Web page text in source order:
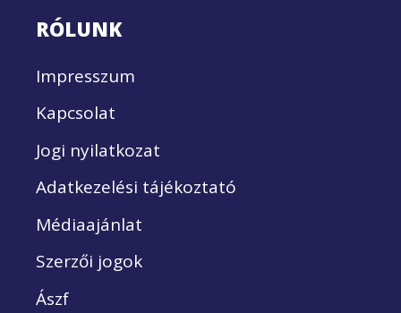
RÓLUNK
Impresszum
Kapcsolat
Jogi nyilatkozat
Adatkezelési tájékoztató
Médiaajánlat
Szerzői jogok
Ászf